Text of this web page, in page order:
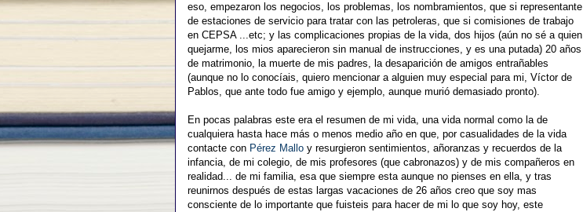
eso, empezaron los negocios, los problemas, los nombramientos, que si representante
de estaciones de servicio para tratar con las petroleras, que si comisiones de trabajo
en CEPSA ...etc; y las complicaciones propias de la vida, dos hijos (aún no sé a quien
quejarme, los mios aparecieron sin manual de instrucciones, y es una putada) 20 años
de matrimonio, la muerte de mis padres, la desaparición de amigos entrañables
(aunque no lo conocíais, quiero mencionar a alguien muy especial para mi, Víctor de
Pablos, que ante todo fue amigo y ejemplo, aunque murió demasiado pronto).
En pocas palabras este era el resumen de mi vida, una vida normal como la de
cualquiera hasta hace más o menos medio año en que, por casualidades de la vida
contacte con Pérez Mallo y resurgieron sentimientos, añoranzas y recuerdos de la
infancia, de mi colegio, de mis profesores (que cabronazos) y de mis compañeros en
realidad... de mi familia, esa que siempre esta aunque no pienses en ella, y tras
reunirnos después de estas largas vacaciones de 26 años creo que soy mas
consciente de lo importante que fuisteis para hacer de mi lo que soy hoy, este